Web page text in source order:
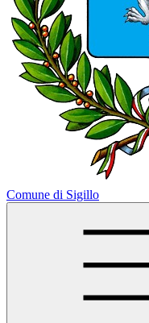
Comune di Sigillo